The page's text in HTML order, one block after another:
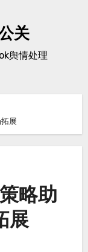
关
舆情处理
展
略助
展